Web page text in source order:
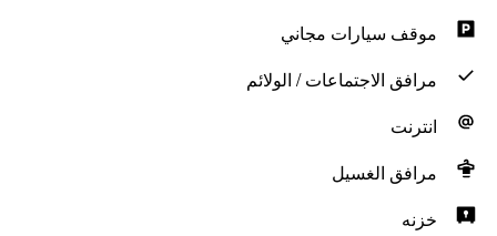
موقف سيارات مجاني
مرافق الاجتماعات / الولائم
انترنت
مرافق الغسيل
خزنه